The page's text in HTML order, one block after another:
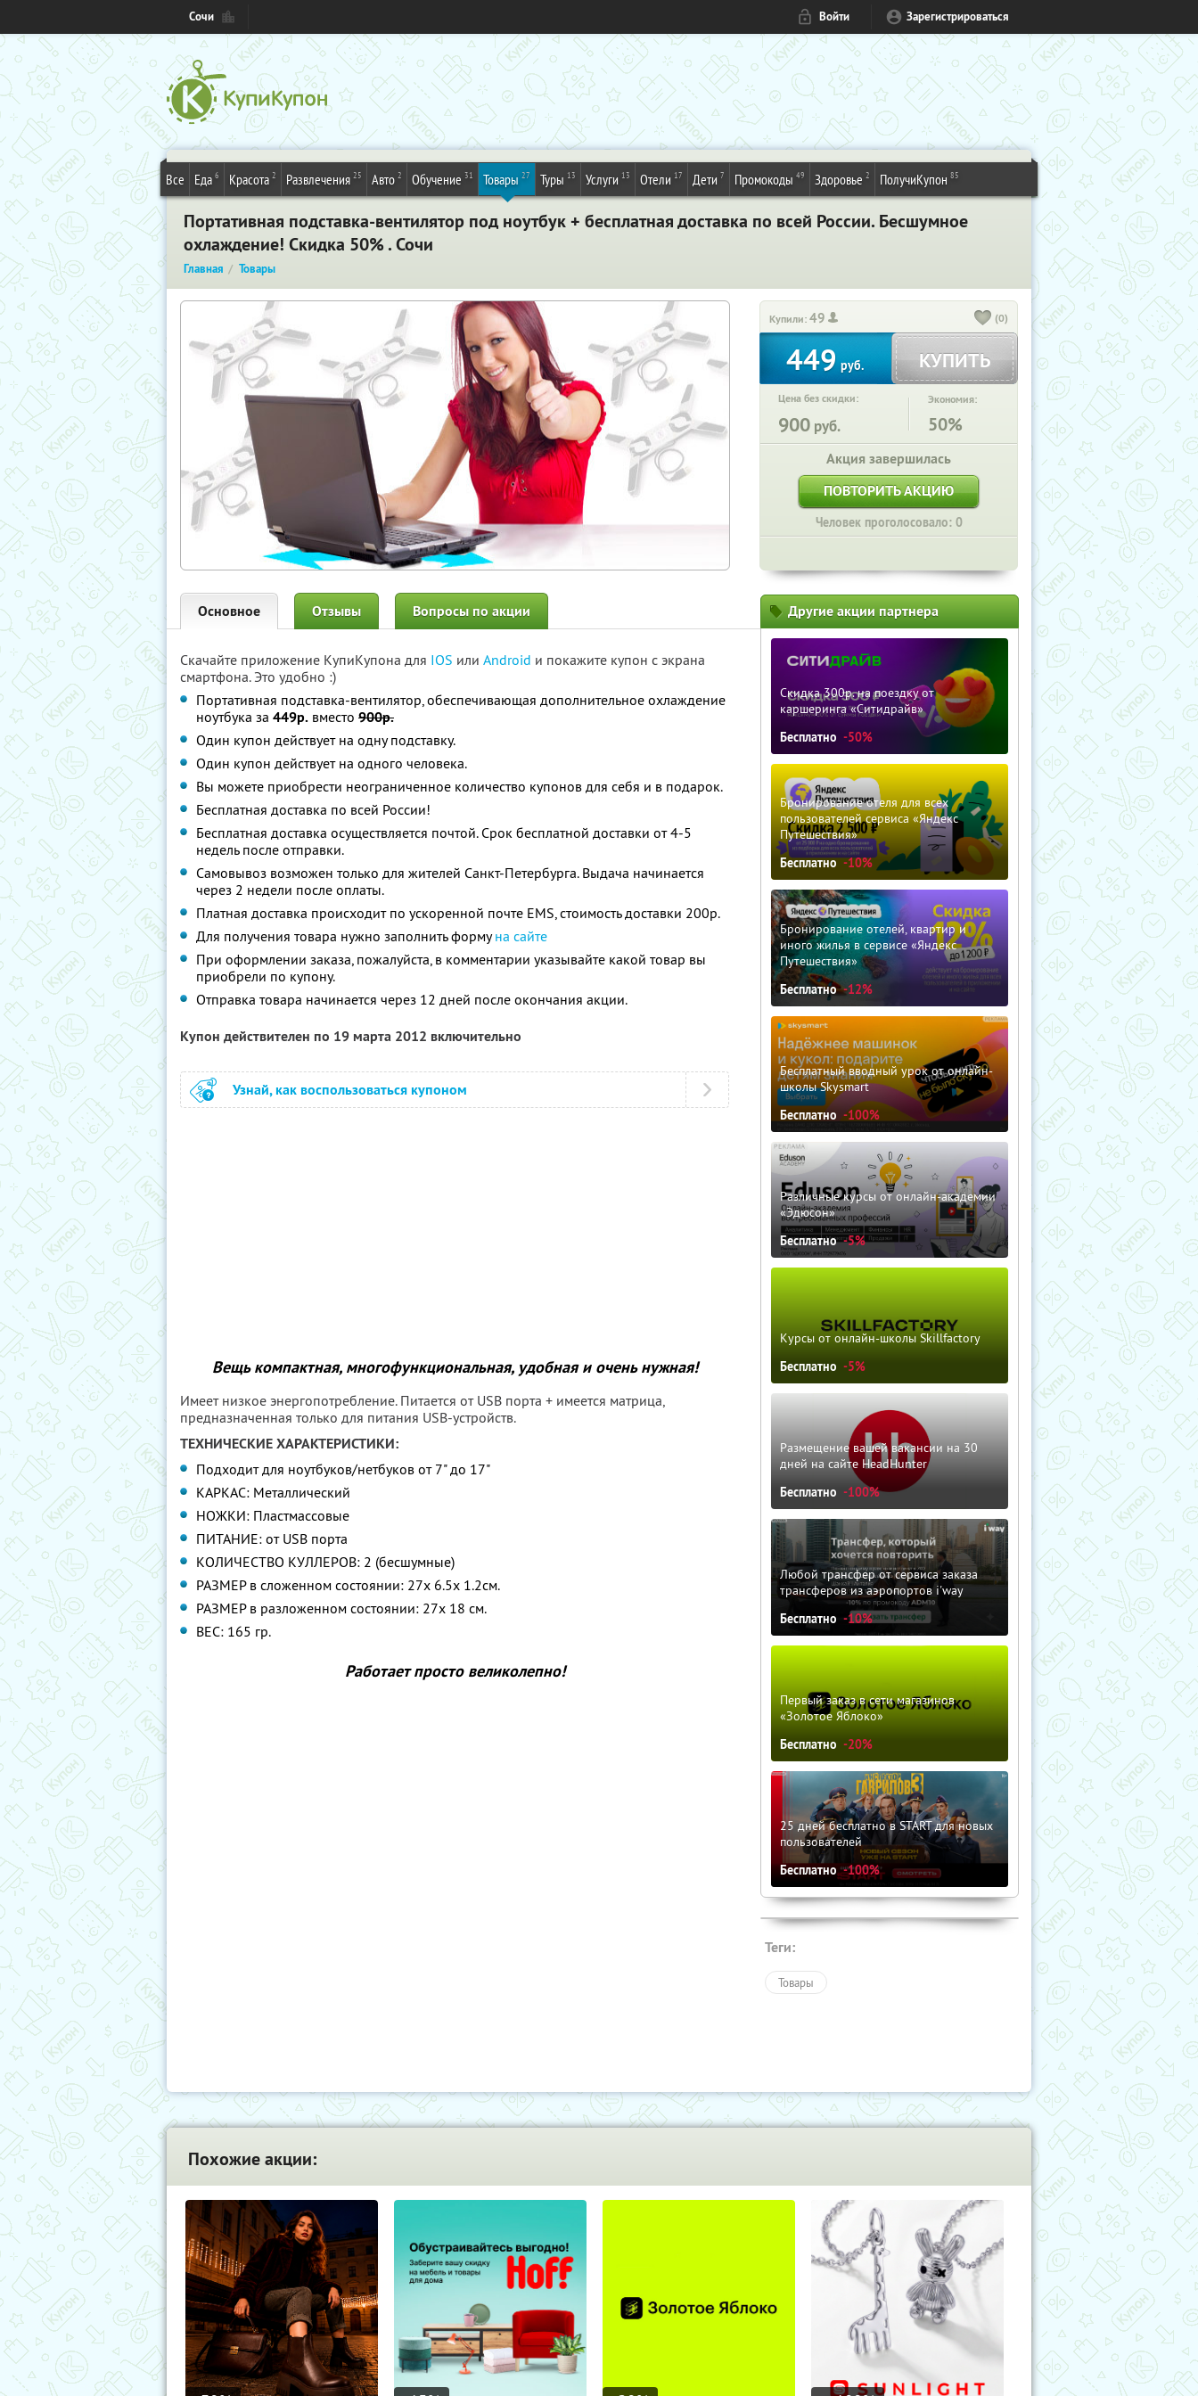
Сочи Войти Зарегистрироваться
Все Еда 6 Красота 2 Развлечения 25 Авто 2 Обучение 31 Товары 27 Туры 13 Услуги 13 Отели 17 Дети 7 Промокоды 49 Здоровье 2 ПолучиКупон 85
Портативная подставка-вентилятор под ноутбук + бесплатная доставка по всей России. Бесшумное
охлаждение! Скидка 50% . Сочи
Главная Товары
Купили:49 (0)
449 руб. КУПИТЬ
Цена без скидки:
900 руб.
Экономия:
50%
Акция завершилась
ПОВТОРИТЬ АКЦИЮ
Человек проголосовало: 0
Основное Отзывы Вопросы по акции
Скачайте приложение КупиКупона для IOS или Android и покажите купон с экрана
смартфона. Это удобно :)
Портативная подставка-вентилятор, обеспечивающая дополнительное охлаждение
ноутбука за 449р. вместо 900р.
Один купон действует на одну подставку.
Один купон действует на одного человека.
Вы можете приобрести неограниченное количество купонов для себя и в подарок.
Бесплатная доставка по всей России!
Бесплатная доставка осуществляется почтой. Срок бесплатной доставки от 4-5
недель после отправки.
Самовывоз возможен только для жителей Санкт-Петербурга. Выдача начинается
через 2 недели после оплаты.
Платная доставка происходит по ускоренной почте EMS, стоимость доставки 200р.
Для получения товара нужно заполнить формуна сайте
При оформлении заказа, пожалуйста, в комментарии указывайте какой товар вы
приобрели по купону.
Отправка товара начинается через 12 дней после окончания акции.
Купон действителен по 19 марта 2012 включительно
Узнай, как воспользоваться купоном
Вещь компактная, многофункциональная, удобная и очень нужная!
Имеет низкое энергопотребление. Питается от USB порта + имеется матрица,
предназначенная только для питания USB-устройств.
ТЕХНИЧЕСКИЕ ХАРАКТЕРИСТИКИ:
Подходит для ноутбуков/нетбуков от 7" до 17"
КАРКАС: Металлический
НОЖКИ: Пластмассовые
ПИТАНИЕ: от USB порта
КОЛИЧЕСТВО КУЛЛЕРОВ: 2 (бесшумные)
РАЗМЕР в сложенном состоянии: 27x 6.5x 1.2см.
РАЗМЕР в разложенном состоянии: 27x 18 см.
ВЕС: 165 гр.
Работает просто великолепно!
Другие акции партнера
Скидка 300р. на поездку от
каршеринга «Ситидрайв»
Бесплатно -50%
Бронирование отеля для всех
пользователей сервиса «Яндекс
Путешествия»
Бесплатно -10%
Бронирование отелей, квартир и
иного жилья в сервисе «Яндекс
Путешествия»
Бесплатно -12%
Бесплатный вводный урок от онлайн-
школы Skysmart
Бесплатно -100%
Различные курсы от онлайн-академии
«Эдюсон»
Бесплатно -5%
Курсы от онлайн-школы Skillfactory
Бесплатно -5%
Размещение вашей вакансии на 30
дней на сайте HeadHunter
Бесплатно -100%
Любой трансфер от сервиса заказа
трансферов из аэропортов i'way
Бесплатно -10%
Первый заказ в сети магазинов
«Золотое Яблоко»
Бесплатно -20%
25 дней бесплатно в START для новых
пользователей
Бесплатно -100%
Теги:
Товары
Похожие акции: